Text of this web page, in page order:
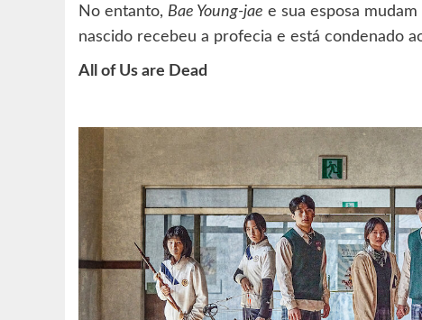
No entanto, Bae Young-jae e sua esposa
nascido recebeu a profecia e está condenado
All of Us are Dead